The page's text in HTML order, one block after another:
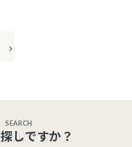
SEARCH
しですか？